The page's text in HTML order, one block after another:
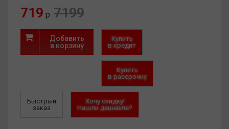
719 р. 7199
Добавить
в корзину
Купить
в кредит
Купить
в рассрочку
Быстрый
заказ
Хочу скидку!
Нашли дешевле?